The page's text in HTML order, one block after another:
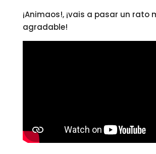
¡Animaos!, ¡vais a pasar un rato
agradable!